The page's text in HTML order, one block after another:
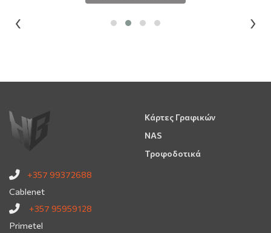
‹ ›
+357 99372688
Cablenet
+357 95959128
Primetel
Κάρτες Γραφικών
NAS
Τροφοδοτικά